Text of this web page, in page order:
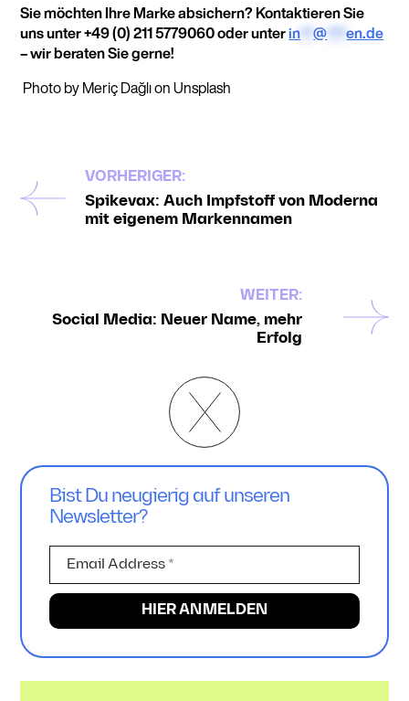
Sie möchten Ihre Marke absichern? Kontaktieren Sie
uns unter +49 (0) 211 5779060 oder unterin **@ ***en.de
– wir beraten Sie gerne!
Photo by Meriç Dağlı on Unsplash
VORHERIGER:
Spikevax: Auch Impfstoff von Moderna
mit eigenem Markennamen
WEITER:
Social Media: Neuer Name, mehr
Erfolg
Bist Du neugierig auf unseren
Newsletter?